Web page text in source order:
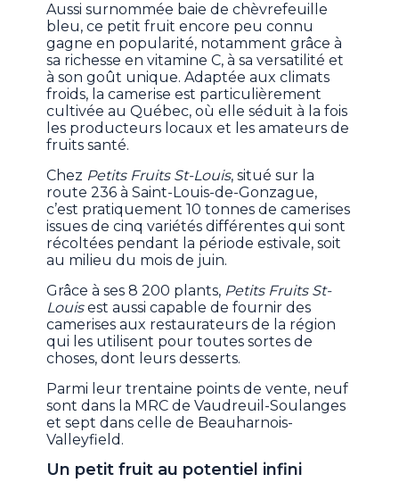
Aussi surnommée baie de chèvrefeuille
bleu, ce petit fruit encore peu connu
gagne en popularité, notamment grâce à
sa richesse en vitamine C, à sa versatilité et
à son goût unique. Adaptée aux climats
froids, la camerise est particulièrement
cultivée au Québec, où elle séduit à la fois
les producteurs locaux et les amateurs de
fruits santé.
Chez Petits Fruits St-Louis, situé sur la
route 236 à Saint-Louis-de-Gonzague,
c’est pratiquement 10 tonnes de camerises
issues de cinq variétés différentes qui sont
récoltées pendant la période estivale, soit
au milieu du mois de juin.
Grâce à ses 8 200 plants, Petits Fruits St-
Louisest aussi capable de fournir des
camerises aux restaurateurs de la région
qui les utilisent pour toutes sortes de
choses, dont leurs desserts.
Parmi leur trentaine points de vente, neuf
sont dans la MRC de Vaudreuil-Soulanges
et sept dans celle de Beauharnois-
Valleyfield.
Un petit fruit au potentiel infini